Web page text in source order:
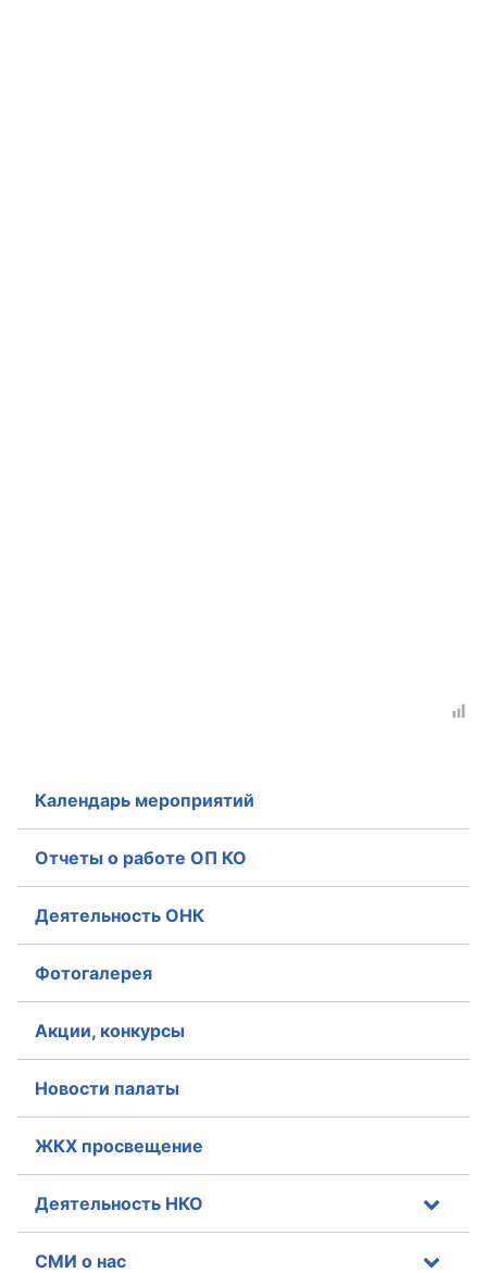
Календарь мероприятий
Отчеты о работе ОП КО
Деятельность ОНК
Фотогалерея
Акции, конкурсы
Новости палаты
ЖКХ просвещение
Деятельность НКО
СМИ о нас